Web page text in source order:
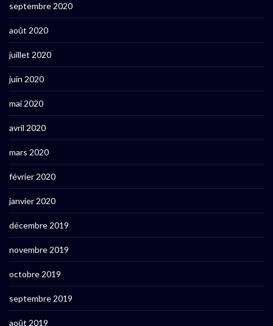
septembre 2020
août 2020
juillet 2020
juin 2020
mai 2020
avril 2020
mars 2020
février 2020
janvier 2020
décembre 2019
novembre 2019
octobre 2019
septembre 2019
août 2019